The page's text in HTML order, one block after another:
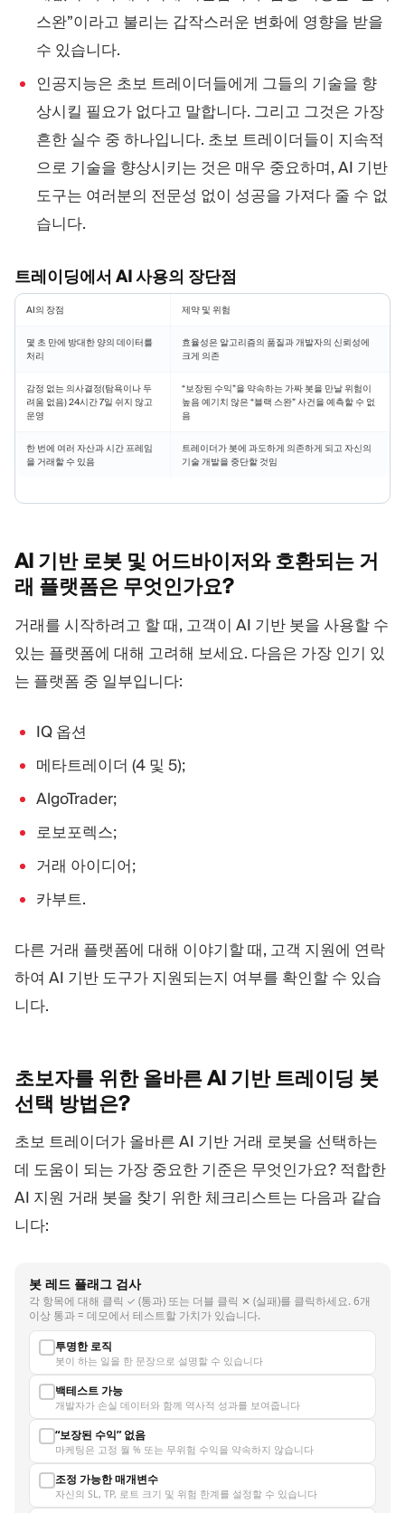
스완”이라고 불리는 갑작스러운 변화에 영향을 받을
수 있습니다.
인공지능은 초보 트레이더들에게 그들의 기술을 향
상시킬 필요가 없다고 말합니다. 그리고 그것은 가장
흔한 실수 중 하나입니다. 초보 트레이더들이 지속적
으로 기술을 향상시키는 것은 매우 중요하며, AI 기반
도구는 여러분의 전문성 없이 성공을 가져다 줄 수 없
습니다.
트레이딩에서 AI 사용의 장단점
AI의 장점 제약 및 위험
몇 초 만에 방대한 양의 데이터를
처리
효율성은 알고리즘의 품질과 개발자의 신뢰성에
크게 의존
감정 없는 의사결정(탐욕이나 두
려움 없음) 24시간 7일 쉬지 않고
운영
“보장된 수익”을 약속하는 가짜 봇을 만날 위험이
높음 예기치 않은 “블랙 스완” 사건을 예측할 수 없
음
한 번에 여러 자산과 시간 프레임
을 거래할 수 있음
트레이더가 봇에 과도하게 의존하게 되고 자신의
기술 개발을 중단할 것임
AI 기반 로봇 및 어드바이저와 호환되는 거
래 플랫폼은 무엇인가요?
거래를 시작하려고 할 때, 고객이 AI 기반 봇을 사용할 수
있는 플랫폼에 대해 고려해 보세요. 다음은 가장 인기 있
는 플랫폼 중 일부입니다:
IQ 옵션
메타트레이더 (4 및 5);
AlgoTrader;
로보포렉스;
거래 아이디어;
카부트.
다른 거래 플랫폼에 대해 이야기할 때, 고객 지원에 연락
하여 AI 기반 도구가 지원되는지 여부를 확인할 수 있습
니다.
초보자를 위한 올바른 AI 기반 트레이딩 봇
선택 방법은?
초보 트레이더가 올바른 AI 기반 거래 로봇을 선택하는
데 도움이 되는 가장 중요한 기준은 무엇인가요? 적합한
AI 지원 거래 봇을 찾기 위한 체크리스트는 다음과 같습
니다:
봇 레드 플래그 검사
각 항목에 대해 클릭 ✓ (통과) 또는 더블 클릭 ✕ (실패)를 클릭하세요. 6개
이상 통과 = 데모에서 테스트할 가치가 있습니다.
투명한 로직
봇이 하는 일을 한 문장으로 설명할 수 있습니다
백테스트 가능
개발자가 손실 데이터와 함께 역사적 성과를 보여줍니다
“보장된 수익” 없음
마케팅은 고정 월 % 또는 무위험 수익을 약속하지 않습니다
조정 가능한 매개변수
자신의 SL, TP, 로트 크기 및 위험 한계를 설정할 수 있습니다